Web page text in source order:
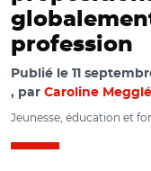
profession
Publié le 11
par Caroline Megglé
Jeunesse, éducation et